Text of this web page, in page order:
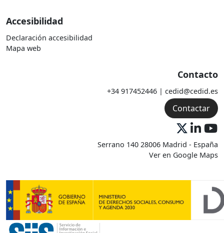
Accesibilidad
Declaración accesibilidad
Mapa web
Contacto
+34 917452446 | cedid@cedid.es
Contactar
Serrano 140 28006 Madrid - España
Ver en Google Maps